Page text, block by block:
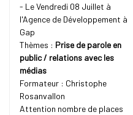
- Le Vendredi 08 Juillet à
l'Agence de Développement à
Gap
Thèmes : Prise de parole en
public / relations avec les
médias
Formateur : Christophe
Rosanvallon
Attention nombre de places